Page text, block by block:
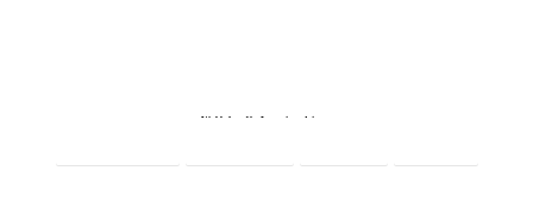
Webbshop för Lagerinredningar